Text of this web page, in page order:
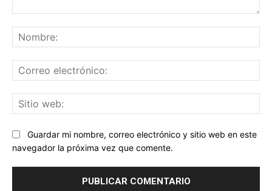
Guardar mi nombre, correo electrónico y sitio web en este
navegador la próxima vez que comente.